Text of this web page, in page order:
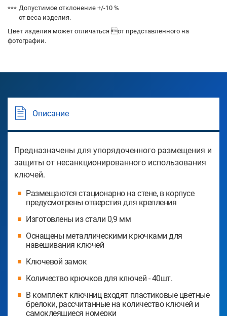
Допустимое отклонение +/-10 %
от веса изделия.
Цвет изделия может отличаться от представленного на
фотографии.
Описание
Предназначены для упорядоченного размещения и
защиты от несанкционированного использования
ключей.
Размещаются стационарно на стене, в корпусе
предусмотрены отверстия для крепления
Изготовлены из стали 0,9 мм
Оснащены металлическими крючками для
навешивания ключей
Ключевой замок
Количество крючков для ключей - 40шт.
В комплект ключниц входят пластиковые цветные
брелоки, рассчитанные на количество ключей и
самоклеящиеся номерки